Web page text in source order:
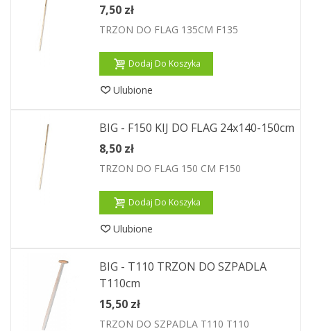
7,50 zł
TRZON DO FLAG 135CM F135
Dodaj Do Koszyka
Ulubione
BIG - F150 KIJ DO FLAG 24x140-150cm
8,50 zł
TRZON DO FLAG 150 CM F150
Dodaj Do Koszyka
Ulubione
BIG - T110 TRZON DO SZPADLA
T110cm
15,50 zł
TRZON DO SZPADLA T110 T110